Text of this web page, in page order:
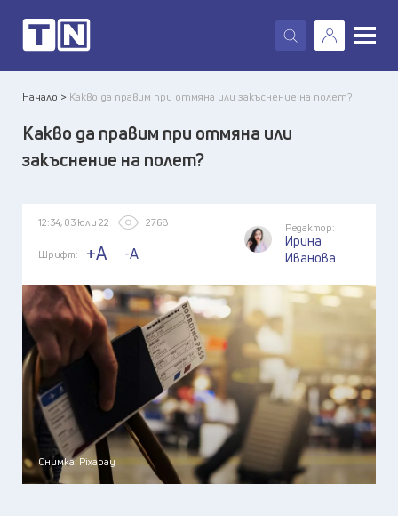
X
Начало > Какво да правим при отмяна или закъснение на полет?
Какво да правим при отмяна или
закъснение на полет?
12:34, 03 юли 22 2768
Шрифт: +A -A
Редактор:
Ирина
Иванова
Снимка: Pixabay